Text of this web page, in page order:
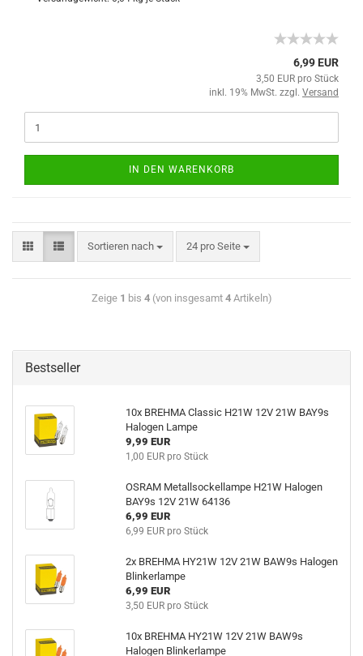
6,99 EUR
3,50 EUR pro Stück
inkl. 19% MwSt. zzgl. Versand
IN DEN WARENKORB
Sortieren nach 24 pro Seite
Zeige 1 bis 4(von insgesamt 4Artikeln)
Bestseller
10x BREHMA Classic H21W 12V 21W BAY9s
Halogen Lampe
9,99 EUR
1,00 EUR pro Stück
OSRAM Metallsockellampe H21W Halogen
BAY9s 12V 21W 64136
6,99 EUR
6,99 EUR pro Stück
2x BREHMA HY21W 12V 21W BAW9s Halogen
Blinkerlampe
6,99 EUR
3,50 EUR pro Stück
10x BREHMA HY21W 12V 21W BAW9s
Halogen Blinkerlampe